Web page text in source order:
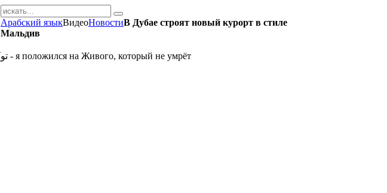
Арабский языкВидеоНовостиВ Дубае строят новый курорт в стиле
Мальдив